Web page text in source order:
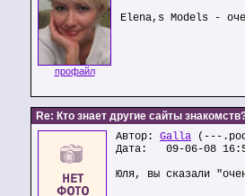
профайл
Elena,s Models -
Re: Кто знает другие сайты
Автор: Galla (---
Дата: 09-06-08
Юля, вы сказали